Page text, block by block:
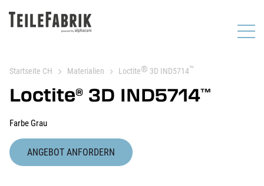
Startseite CH Materialien Loctite® 3D IND5714™
Loctite® 3D IND5714™
Farbe Grau
ANGEBOT ANFORDERN